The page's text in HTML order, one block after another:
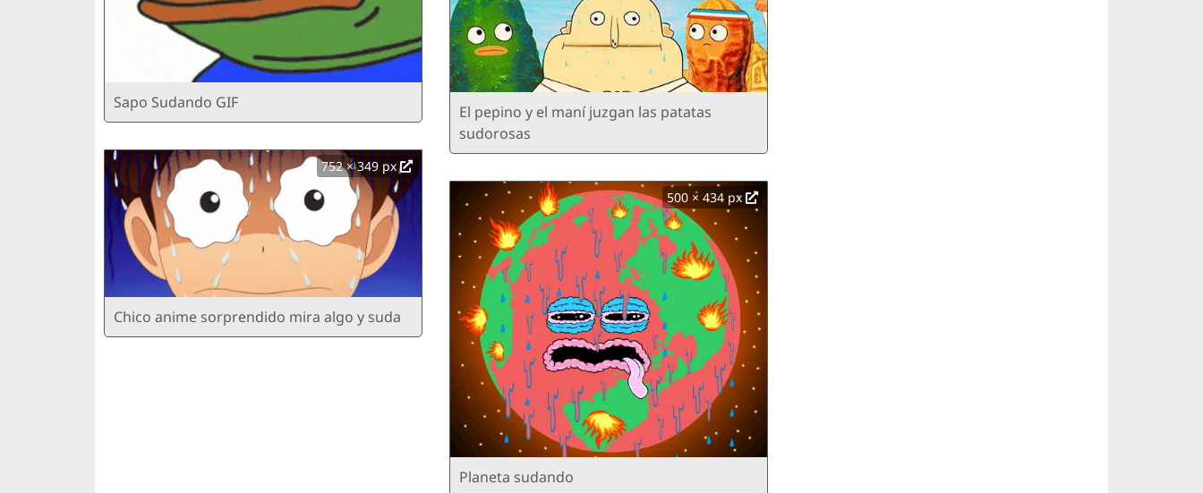
Sapo Sudando GIF
752 × 349 px
Chico anime sorprendido mira algo y suda
El pepino y el maní juzgan las patatas
sudorosas
500 × 434 px
Planeta sudando